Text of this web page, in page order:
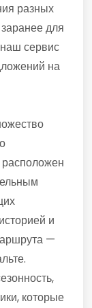
разных
для
сервис
на
и
—
которые